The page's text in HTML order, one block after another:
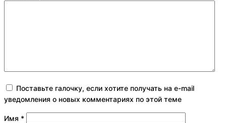
Поставьте галочку, если хотите получать на e-mail
уведомления о новых комментариях по этой теме
Имя *